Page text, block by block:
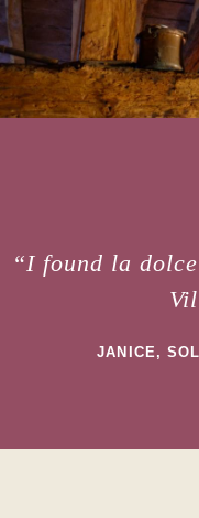
“I found la
JANICE,